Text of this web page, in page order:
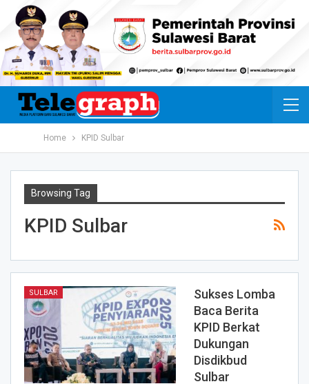
Home KPID Sulbar
Browsing Tag
KPID Sulbar
SULBAR
Sukses Lomba
Baca Berita
KPID Berkat
Dukungan
Disdikbud
Sulbar